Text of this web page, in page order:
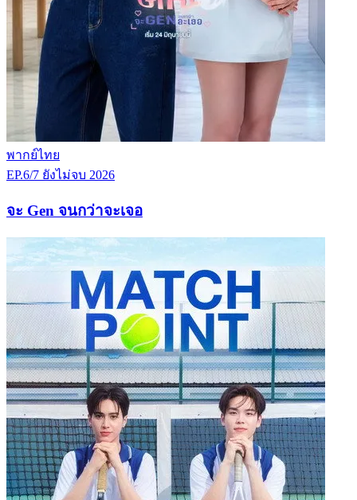
พากย์ไทย
EP.6/7 ยังไม่จบ 2026
จะ Gen จนกว่าจะเจอ